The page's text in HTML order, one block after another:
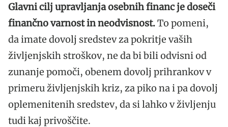
Glavni cilj upravljanja osebnih financ je doseči
finančno varnost in neodvisnost.To pomeni,
da imate dovolj sredstev za pokritje vaših
življenjskih stroškov, ne da bi bili odvisni od
zunanje pomoči, obenem dovolj prihrankov v
primeru življenjskih kriz, za piko na i pa dovolj
oplemenitenih sredstev, da si lahko v življenju
tudi kaj privoščite.